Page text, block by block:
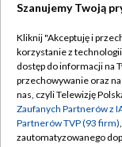
Abonament TVP
Emisja w TVP
Centrum
Szanujemy Twoją
Kliknij "Akceptuję i
korzystanie z
dostęp do informacji na
przechowywanie oraz
nas, czyli Telewizję
Zaufanych Partnerów z
Partnerów TVP (93 firm)
zautomatyzowanego